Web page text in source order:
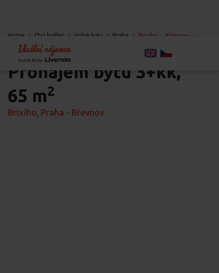
Home Chci bydlet Volné byty Praha Brixiho - Břevnov -
Praha
Pronájem bytu 3+kk,
65 m2
Brixiho, Praha - Břevnov